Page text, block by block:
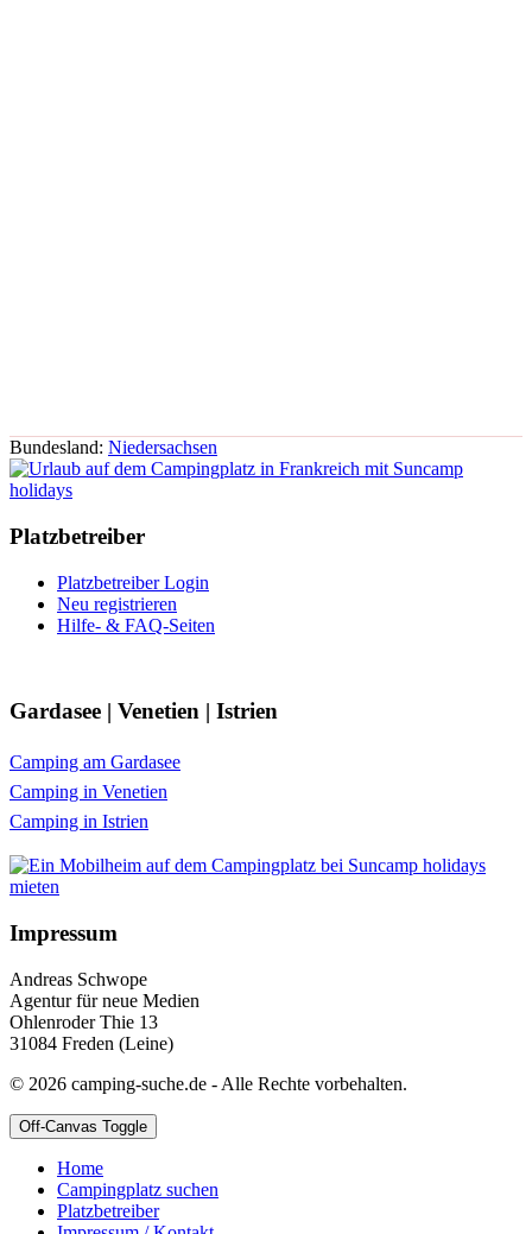
Bundesland: Niedersachsen
Platzbetreiber
Platzbetreiber Login
Neu registrieren
Hilfe- & FAQ-Seiten
Gardasee | Venetien | Istrien
Camping am Gardasee
Camping in Venetien
Camping in Istrien
Impressum
Andreas Schwope
Agentur für neue Medien
Ohlenroder Thie 13
31084 Freden (Leine)
© 2026 camping-suche.de - Alle Rechte vorbehalten.
Off-Canvas Toggle
Home
Campingplatz suchen
Platzbetreiber